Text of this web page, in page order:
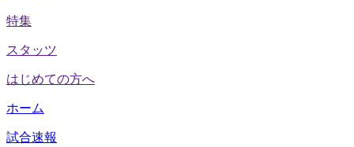
特集
スタッツ
はじめての方へ
ホーム
試合速報